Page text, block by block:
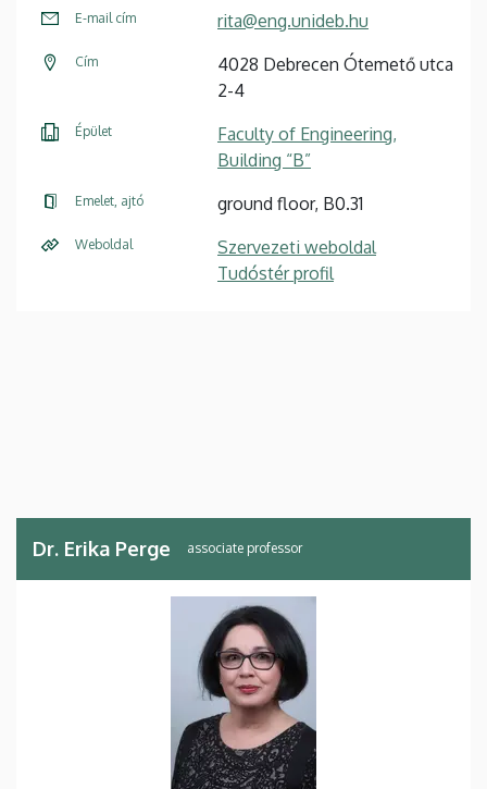
E-mail cím rita@eng.unideb.hu
Cím
4028 Debrecen Ótemető utca
2-4
Épület
Faculty of Engineering,
Building “B”
Emelet, ajtó ground floor, B0.31
Weboldal
Szervezeti weboldal
Tudóstér profil
Dr. Erika Perge associate professor